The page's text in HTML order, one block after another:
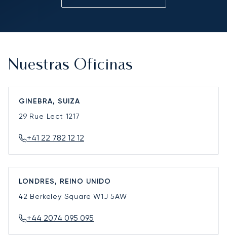
Nuestras Oficinas
GINEBRA, SUIZA
29 Rue Lect 1217
+41 22 782 12 12
LONDRES, REINO UNIDO
42 Berkeley SquareW1J 5AW
+44 2074 095 095